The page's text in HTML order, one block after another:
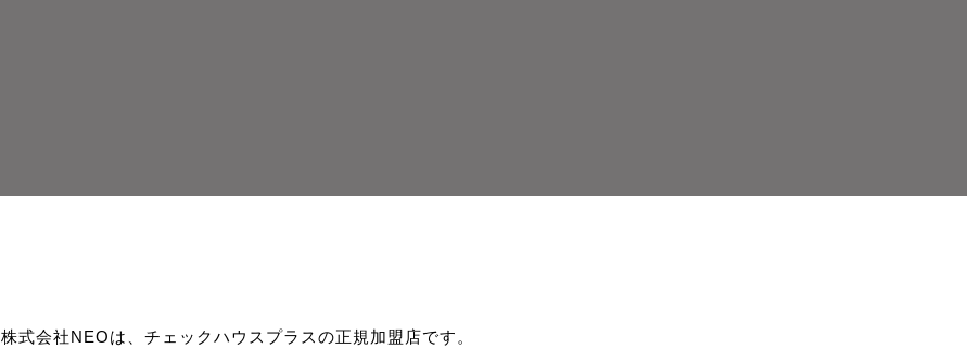
株式会社NEOは、チェックハウスプラスの正規加盟店です。